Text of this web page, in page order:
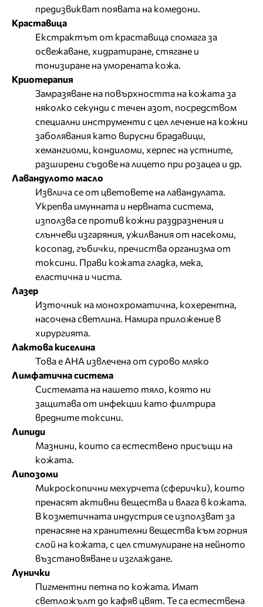
предизвикват появата на комедони.
Краставица
Екстрактът от краставица спомага за
освежаване, хидратиране, стягане и
тонизиране на уморената кожа.
Криотерапия
Замразяване на повърхността на кожата за
няколко секунди с течен азот, посредством
специални инструменти с цел лечение на кожни
заболявания като вирусни брадавици,
хемангиоми, кондиломи, херпес на устните,
разширени съдове на лицето при розацеа и др.
Лавандулото масло
Извлича се от цветовете на лавандулата.
Укрепва имунната и нервната система,
използва се против кожни раздразнения и
слънчеви изгаряния, ужилвания от насекоми,
косопад, гъбички, пречиства организма от
токсини. Прави кожата гладка, мека,
еластична и чиста.
Лазер
Източник на монохроматична, кохерентна,
насочена светлина. Намира приложение в
хирургията.
Лактова киселина
Това е АНА извлечена от сурово мляко
Лимфатична система
Системата на нашето тяло, която ни
защитава от инфекции като филтрира
вредните токсини.
Липиди
Мазнини, които са естествено присъщи на
кожата.
Липозоми
Микроскопични мехурчета (сферички), които
пренасят активни вещества и влага в кожата.
В козметичната индустрия се използват за
пренасяне на хранителни вещества към горния
слой на кожата, с цел стимулиране на нейното
възстановяване и изглаждане.
Лунички
Пигментни петна по кожата. Имат
светложълт до кафяв цвят. Те са естествена